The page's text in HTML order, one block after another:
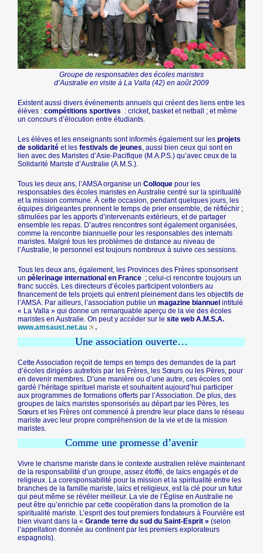
Groupe de responsables des écoles maristes
d’Australie en visite à La Valla (42) en août 2009
Existent aussi divers événements annuels qui créent des liens entre les
élèves :compétitions sportives : cricket, basket et netball ; et même
un concours d’élocution entre étudiants.
Les élèves et les enseignants sont informés également sur lesprojets
de solidarité et lesfestivals de jeunes, aussi bien ceux qui sont en
lien avec des Maristes d’Asie-Pacifique (M.A.P.S.) qu’avec ceux de la
Solidarité Mariste d’Australie (A.M.S.).
Tous les deux ans, l’AMSA organise unColloque pour les
responsables des écoles maristes en Australie centré sur la spiritualité
et la mission commune. À cette occasion, pendant quelques jours, les
équipes dirigeantes prennent le temps de prier ensemble, de réfléchir ;
stimulées par les apports d’intervenants extérieurs, et de partager
ensemble les repas. D’autres rencontres sont également organisées,
comme la rencontre biannuelle pour les responsables des internats
maristes. Malgré tous les problèmes de distance au niveau de
l’Australie, le personnel est toujours nombreux à suivre ces sessions.
Tous les deux ans, également, les Provinces des Frères sponsorisent
unpèlerinage international en France ; celui-ci rencontre toujours un
franc succès. Les directeurs d’écoles participent volontiers au
financement de tels projets qui entrent pleinement dans les objectifs de
l’AMSA. Par ailleurs, l’association publie unmagazine biannuelintitulé
« La Valla » qui donne un remarquable aperçu de la vie des écoles
maristes en Australie. On peut y accéder sur lesite web A.M.S.A.
www.amsaust.net.au
.
Une association ouverte…
Cette Association reçoit de temps en temps des demandes de la part
d’écoles dirigées autrefois par les Frères, les Sœurs ou les Pères, pour
en devenir membres. D’une manière ou d’une autre, ces écoles ont
gardé l’héritage spirituel mariste et souhaitent aujourd’hui participer
aux programmes de formations offerts par l’Association. De plus, des
groupes de laïcs maristes sponsorisés au départ par les Pères, les
Sœurs et les Frères ont commencé à prendre leur place dans le réseau
mariste avec leur propre compréhension de la vie et de la mission
maristes.
Comme une promesse d’avenir
Vivre le charisme mariste dans le contexte australien relève maintenant
de la responsabilité d’un groupe, assez étoffé, de laïcs engagés et de
religieux. La coresponsabilité pour la mission et la spiritualité entre les
branches de la famille mariste, laïcs et religieux, est la clé pour un futur
qui peut même se révéler meilleur. La vie de l’Église en Australie ne
peut être qu’enrichie par cette coopération dans la promotion de la
spiritualité mariste. L’esprit des tout premiers fondateurs à Fourvière est
bien vivant dans la «Grande terre du sud du Saint-Esprit »(selon
l’appellation donnée au continent par les premiers explorateurs
espagnols).